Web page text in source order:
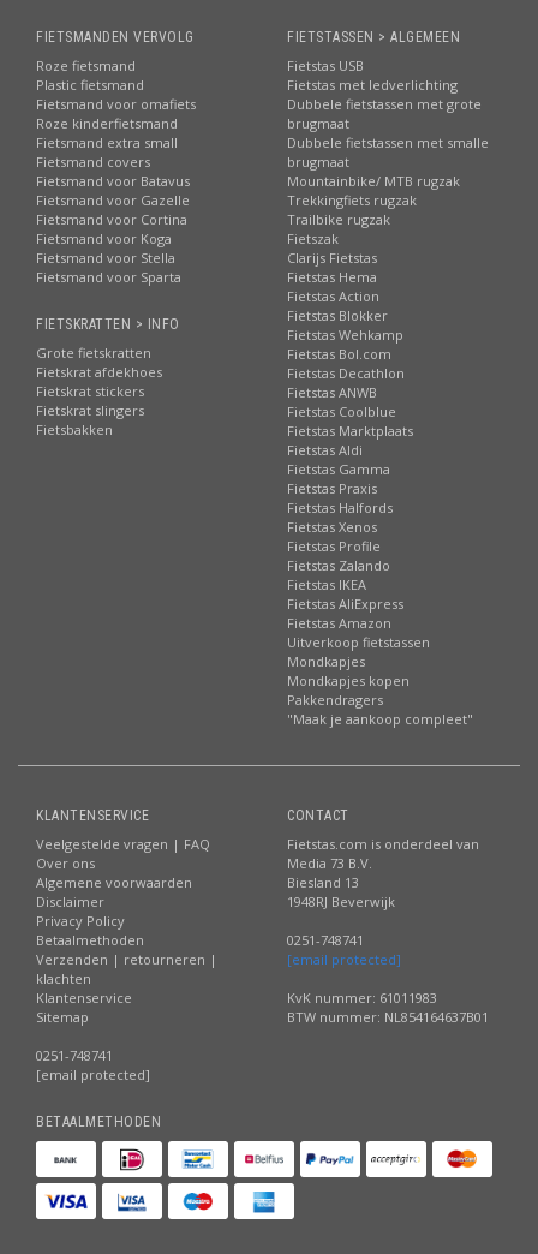
FIETSMANDEN VERVOLG
Roze fietsmand
Plastic fietsmand
Fietsmand voor omafiets
Roze kinderfietsmand
Fietsmand extra small
Fietsmand covers
Fietsmand voor Batavus
Fietsmand voor Gazelle
Fietsmand voor Cortina
Fietsmand voor Koga
Fietsmand voor Stella
Fietsmand voor Sparta
FIETSKRATTEN > INFO
Grote fietskratten
Fietskrat afdekhoes
Fietskrat stickers
Fietskrat slingers
Fietsbakken
FIETSTASSEN > ALGEMEEN
Fietstas USB
Fietstas met ledverlichting
Dubbele fietstassen met grote
brugmaat
Dubbele fietstassen met smalle
brugmaat
Mountainbike/ MTB rugzak
Trekkingfiets rugzak
Trailbike rugzak
Fietszak
Clarijs Fietstas
Fietstas Hema
Fietstas Action
Fietstas Blokker
Fietstas Wehkamp
Fietstas Bol.com
Fietstas Decathlon
Fietstas ANWB
Fietstas Coolblue
Fietstas Marktplaats
Fietstas Aldi
Fietstas Gamma
Fietstas Praxis
Fietstas Halfords
Fietstas Xenos
Fietstas Profile
Fietstas Zalando
Fietstas IKEA
Fietstas AliExpress
Fietstas Amazon
Uitverkoop fietstassen
Mondkapjes
Mondkapjes kopen
Pakkendragers
"Maak je aankoop compleet"
KLANTENSERVICE
Veelgestelde vragen | FAQ
Over ons
Algemene voorwaarden
Disclaimer
Privacy Policy
Betaalmethoden
Verzenden | retourneren |
klachten
Klantenservice
Sitemap
0251-748741
[email protected]
CONTACT
Fietstas.com is onderdeel van
Media 73 B.V.
Biesland 13
1948RJ Beverwijk
0251-748741
[email protected]
KvK nummer: 61011983
BTW nummer: NL854164637B01
BETAALMETHODEN